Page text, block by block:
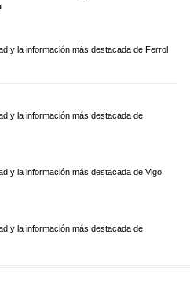
y la información más destacada de Ferrol
y la información más destacada de
y la información más destacada de Vigo
y la información más destacada de